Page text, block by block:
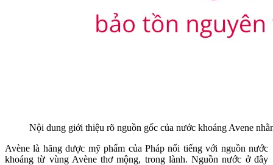
Nội dung giới thiệu rõ nguồn gốc của nước khoáng Avene
Avène là hãng dược mỹ phẩm của Pháp nổi tiếng với nguồn nước
khoáng từ vùng Avène thơ mộng, trong lành. Nguồn nước ở đây